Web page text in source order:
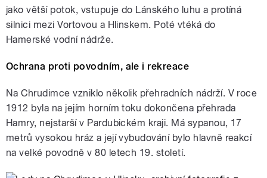
jako větší potok, vstupuje do Lánského luhu a protíná
silnici mezi Vortovou a Hlinskem. Poté vtéká do
Hamerské vodní nádrže.
Ochrana proti povodním, ale i rekreace
Na Chrudimce vzniklo několik přehradních nádrží. V roce
1912 byla na jejím horním toku dokončena přehrada
Hamry, nejstarší v Pardubickém kraji. Má sypanou, 17
metrů vysokou hráz a její vybudování bylo hlavně reakcí
na velké povodně v 80 letech 19. století.